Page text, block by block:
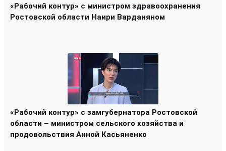
«Рабочий контур» с министром здравоохранения
Ростовской области Наири Варданяном
«Рабочий контур» с замгубернатора Ростовской
области – министром сельского хозяйства и
продовольствия Анной Касьяненко